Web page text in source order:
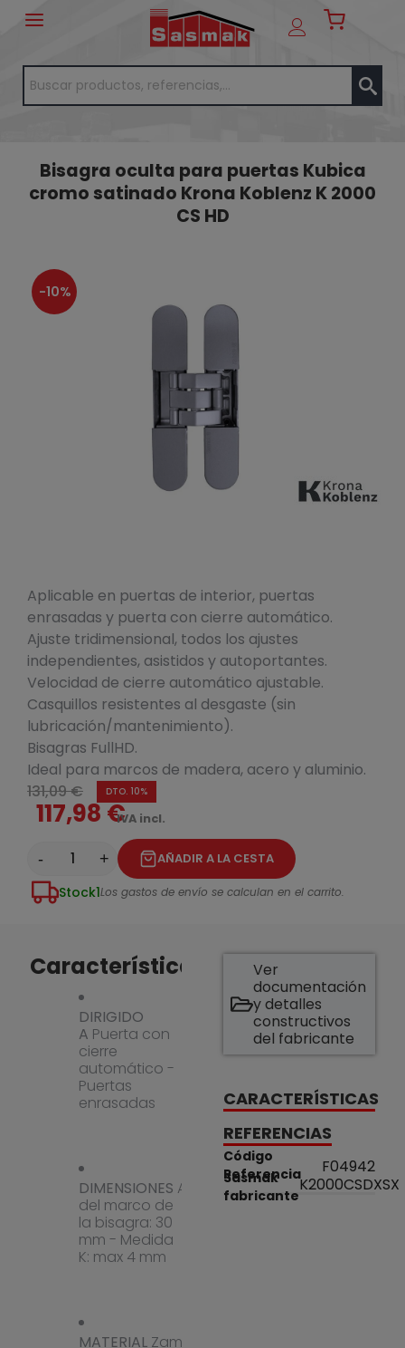
Bisagra oculta para puertas Kubica
cromo satinado Krona Koblenz K 2000
CS HD
-10%
Aplicable en puertas de interior, puertas
enrasadas y puerta con cierre automático.
Ajuste tridimensional, todos los ajustes
independientes, asistidos y autoportantes.
Velocidad de cierre automático ajustable.
Casquillos resistentes al desgaste (sin
lubricación/mantenimiento).
Bisagras FullHD.
Ideal para marcos de madera, acero y aluminio.
131,09 €
DTO. 10%
117,98 €IVA incl.
- + AÑADIR A LA CESTA
Stock1Los gastos de envío se calculan en el carrito.
Características
DIRIGIDO
A Puerta con
cierre
automático -
Puertas
enrasadas
DIMENSIONES Ancho
del marco de
la bisagra: 30
mm - Medida
K: max 4 mm
MATERIALZamak
Ver
documentación
y detalles
constructivos
del fabricante
CARACTERÍSTICAS
REFERENCIAS
Código
Sasmak
F04942
Referencia
fabricante
K2000CSDXSX